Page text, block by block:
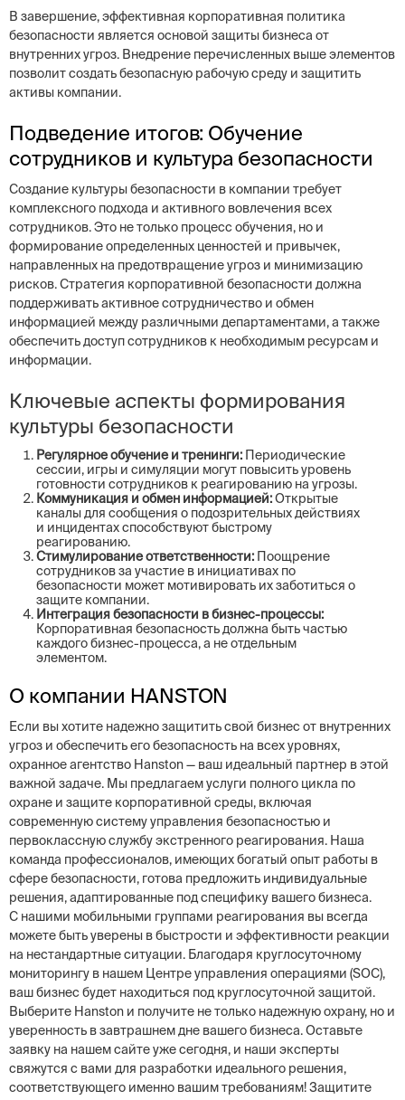
В завершение, эффективная корпоративная политика
безопасности является основой защиты бизнеса от
внутренних угроз. Внедрение перечисленных выше элементов
позволит создать безопасную рабочую среду и защитить
активы компании.
Подведение итогов: Обучение
сотрудников и культура безопасности
Создание культуры безопасности в компании требует
комплексного подхода и активного вовлечения всех
сотрудников. Это не только процесс обучения, но и
формирование определенных ценностей и привычек,
направленных на предотвращение угроз и минимизацию
рисков. Стратегия корпоративной безопасности должна
поддерживать активное сотрудничество и обмен
информацией между различными департаментами, а также
обеспечить доступ сотрудников к необходимым ресурсам и
информации.
Ключевые аспекты формирования
культуры безопасности
Регулярное обучение и тренинги: Периодические
сессии, игры и симуляции могут повысить уровень
готовности сотрудников к реагированию на угрозы.
Коммуникация и обмен информацией:Открытые
каналы для сообщения о подозрительных действиях
и инцидентах способствуют быстрому
реагированию.
Стимулирование ответственности: Поощрение
сотрудников за участие в инициативах по
безопасности может мотивировать их заботиться о
защите компании.
Интеграция безопасности в бизнес-процессы:
Корпоративная безопасность должна быть частью
каждого бизнес-процесса, а не отдельным
элементом.
О компании HANSTON
Если вы хотите надежно защитить свой бизнес от внутренних
угроз и обеспечить его безопасность на всех уровнях,
охранное агентство Hanston — ваш идеальный партнер в этой
важной задаче. Мы предлагаем услуги полного цикла по
охране и защите корпоративной среды, включая
современную систему управления безопасностью и
первоклассную службу экстренного реагирования. Наша
команда профессионалов, имеющих богатый опыт работы в
сфере безопасности, готова предложить индивидуальные
решения, адаптированные под специфику вашего бизнеса.
С нашими мобильными группами реагирования вы всегда
можете быть уверены в быстро­сти и эффективности реакции
на нестандартные ситуации. Благодаря круглосуточному
мониторингу в нашем Центре управления операциями (SOC),
ваш бизнес будет находиться под круглосуточной защитой.
Выберите Hanston и получите не только надежную охрану, но и
уверенность в завтрашнем дне вашего бизнеса. Оставьте
заявку на нашем сайте уже сегодня, и наши эксперты
свяжутся с вами для разработки идеального решения,
соответствующего именно вашим требованиям! Защитите